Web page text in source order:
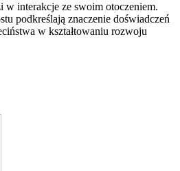
interakcje ze swoim otoczeniem.
podkreślają znaczenie doświadczeń
w kształtowaniu rozwoju